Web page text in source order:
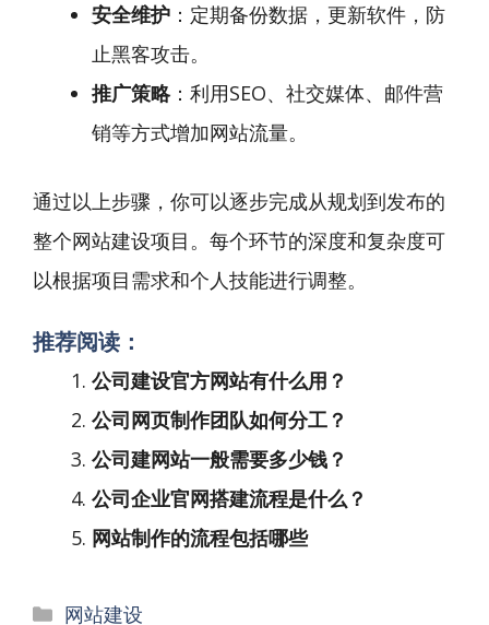
安全维护 ：定期备份数据，更新软件，防
止黑客攻击。
推广策略 ：利用SEO、社交媒体、邮件营
销等方式增加网站流量。
通过以上步骤，你可以逐步完成从规划到发布的
整个网站建设项目。每个环节的深度和复杂度可
以根据项目需求和个人技能进行调整。
推荐阅读：
公司建设官方网站有什么用？
公司网页制作团队如何分工？
公司建网站一般需要多少钱？
公司企业官网搭建流程是什么？
网站制作的流程包括哪些
分
网站建设